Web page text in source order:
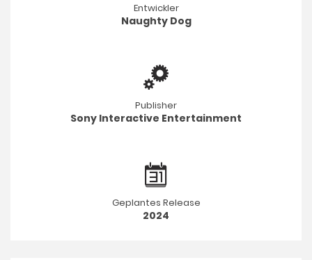
Entwickler
Naughty Dog
Publisher
Sony Interactive Entertainment
Geplantes Release
2024